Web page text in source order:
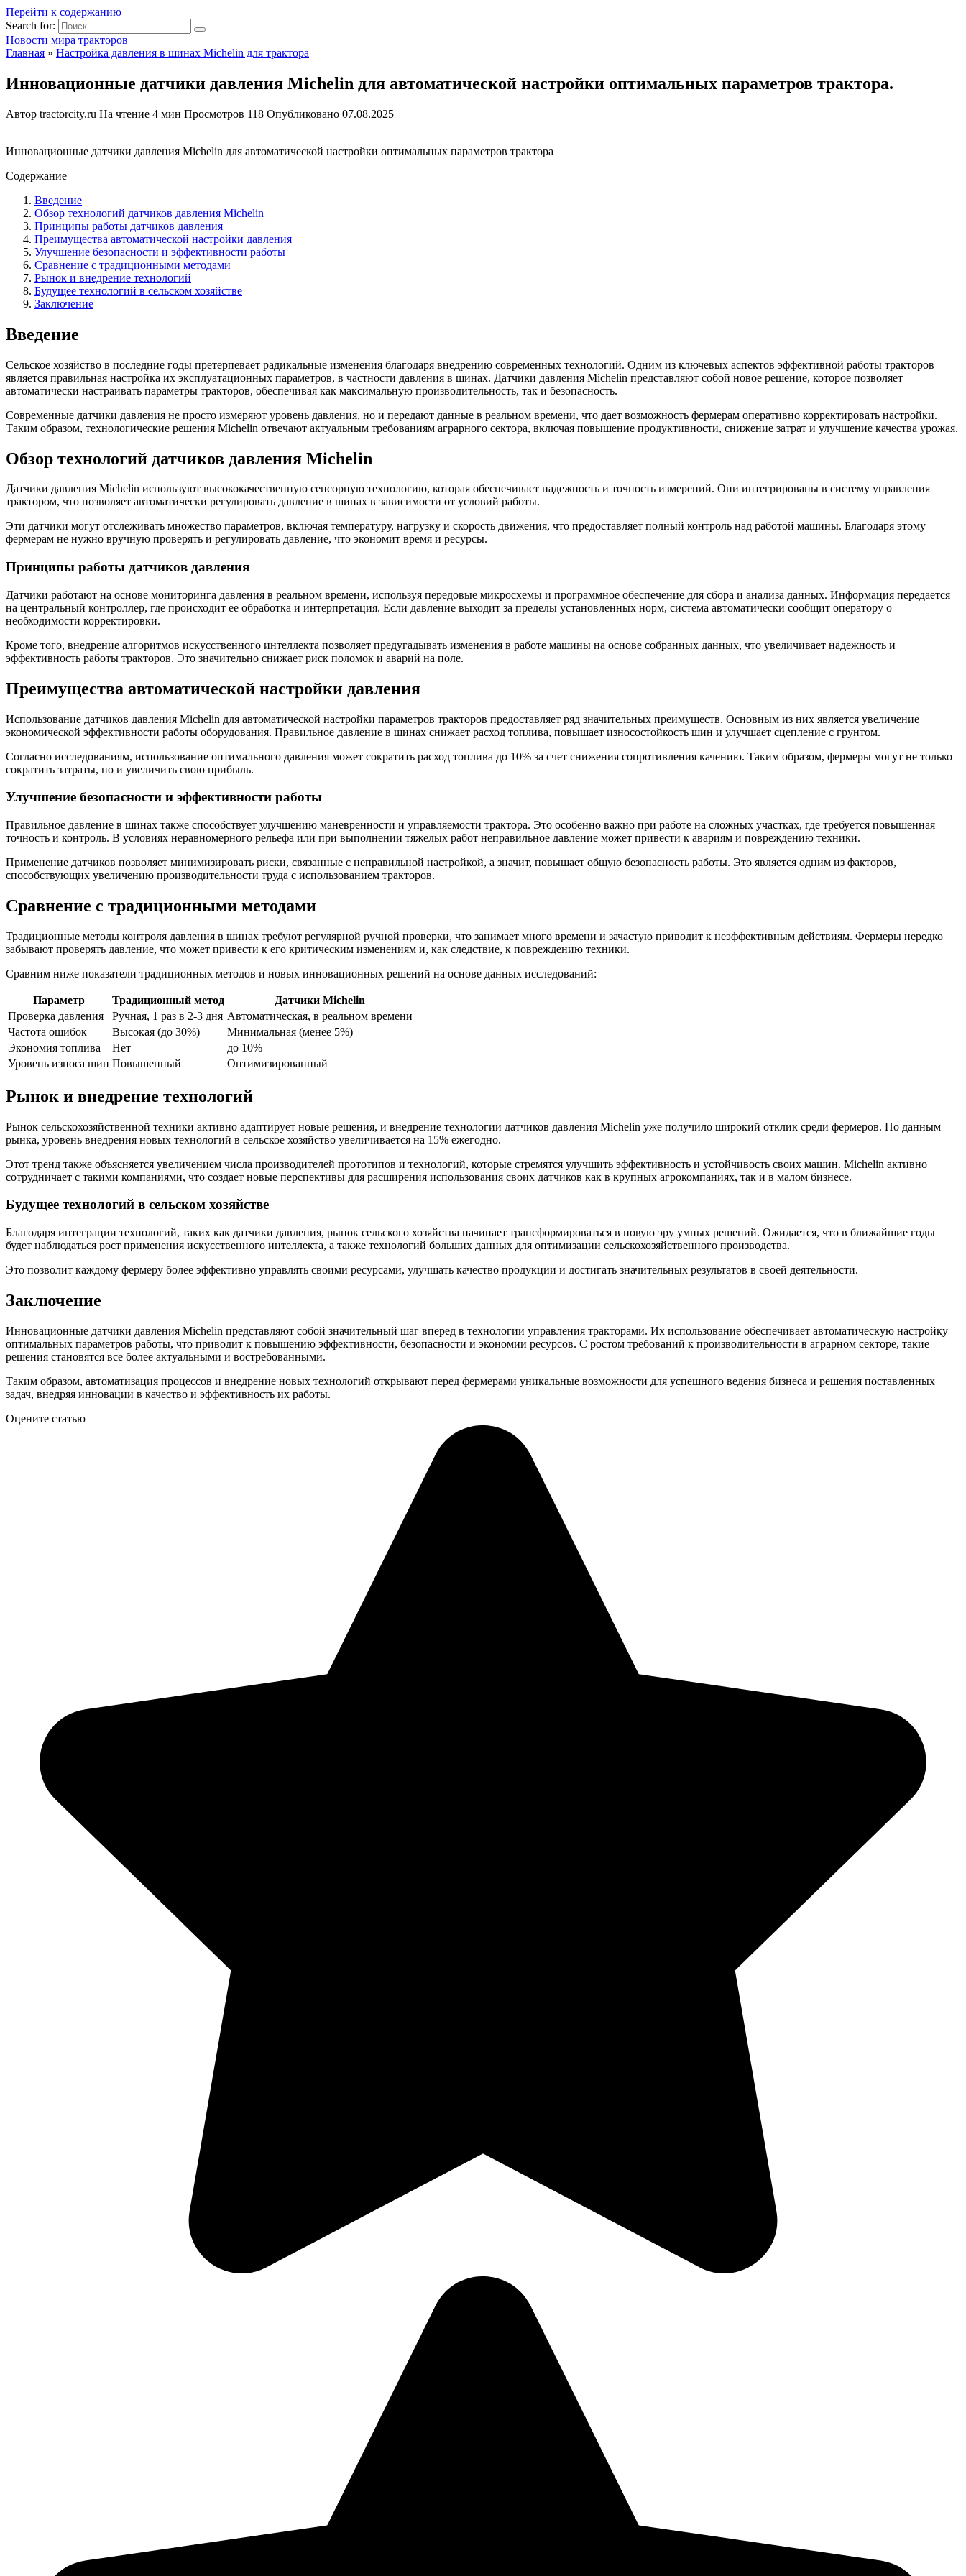
Перейти к содержанию
Search for:
Новости мира тракторов
Главная » Настройка давления в шинах Michelin для трактора
Инновационные датчики давления Michelin для автоматической настройки оптимальных параметров трактора.
Автор tractorcity.ru На чтение 4 мин Просмотров 118 Опубликовано 07.08.2025
Инновационные датчики давления Michelin для автоматической настройки оптимальных параметров трактора
Содержание
Введение
Обзор технологий датчиков давления Michelin
Принципы работы датчиков давления
Преимущества автоматической настройки давления
Улучшение безопасности и эффективности работы
Сравнение с традиционными методами
Рынок и внедрение технологий
Будущее технологий в сельском хозяйстве
Заключение
Введение
Сельское хозяйство в последние годы претерпевает радикальные изменения благодаря внедрению современных технологий. Одним из ключевых аспектов эффективной работы тракторов
является правильная настройка их эксплуатационных параметров, в частности давления в шинах. Датчики давления Michelin представляют собой новое решение, которое позволяет
автоматически настраивать параметры тракторов, обеспечивая как максимальную производительность, так и безопасность.
Современные датчики давления не просто измеряют уровень давления, но и передают данные в реальном времени, что дает возможность фермерам оперативно корректировать настройки.
Таким образом, технологические решения Michelin отвечают актуальным требованиям аграрного сектора, включая повышение продуктивности, снижение затрат и улучшение качества урожая.
Обзор технологий датчиков давления Michelin
Датчики давления Michelin используют высококачественную сенсорную технологию, которая обеспечивает надежность и точность измерений. Они интегрированы в систему управления
трактором, что позволяет автоматически регулировать давление в шинах в зависимости от условий работы.
Эти датчики могут отслеживать множество параметров, включая температуру, нагрузку и скорость движения, что предоставляет полный контроль над работой машины. Благодаря этому
фермерам не нужно вручную проверять и регулировать давление, что экономит время и ресурсы.
Принципы работы датчиков давления
Датчики работают на основе мониторинга давления в реальном времени, используя передовые микросхемы и программное обеспечение для сбора и анализа данных. Информация передается
на центральный контроллер, где происходит ее обработка и интерпретация. Если давление выходит за пределы установленных норм, система автоматически сообщит оператору о
необходимости корректировки.
Кроме того, внедрение алгоритмов искусственного интеллекта позволяет предугадывать изменения в работе машины на основе собранных данных, что увеличивает надежность и
эффективность работы тракторов. Это значительно снижает риск поломок и аварий на поле.
Преимущества автоматической настройки давления
Использование датчиков давления Michelin для автоматической настройки параметров тракторов предоставляет ряд значительных преимуществ. Основным из них является увеличение
экономической эффективности работы оборудования. Правильное давление в шинах снижает расход топлива, повышает износостойкость шин и улучшает сцепление с грунтом.
Согласно исследованиям, использование оптимального давления может сократить расход топлива до 10% за счет снижения сопротивления качению. Таким образом, фермеры могут не только
сократить затраты, но и увеличить свою прибыль.
Улучшение безопасности и эффективности работы
Правильное давление в шинах также способствует улучшению маневренности и управляемости трактора. Это особенно важно при работе на сложных участках, где требуется повышенная
точность и контроль. В условиях неравномерного рельефа или при выполнении тяжелых работ неправильное давление может привести к авариям и повреждению техники.
Применение датчиков позволяет минимизировать риски, связанные с неправильной настройкой, а значит, повышает общую безопасность работы. Это является одним из факторов,
способствующих увеличению производительности труда с использованием тракторов.
Сравнение с традиционными методами
Традиционные методы контроля давления в шинах требуют регулярной ручной проверки, что занимает много времени и зачастую приводит к неэффективным действиям. Фермеры нередко
забывают проверять давление, что может привести к его критическим изменениям и, как следствие, к повреждению техники.
Сравним ниже показатели традиционных методов и новых инновационных решений на основе данных исследований:
Параметр Традиционный метод
Датчики Michelin
Проверка давления
Ручная, 1 раз в 2-3 дня Автоматическая, в реальном времени
Частота ошибок
Высокая (до 30%)
Минимальная (менее 5%)
Экономия топлива
Нет
до 10%
Уровень износа шин Повышенный Оптимизированный
Рынок и внедрение технологий
Рынок сельскохозяйственной техники активно адаптирует новые решения, и внедрение технологии датчиков давления Michelin уже получило широкий отклик среди фермеров. По данным
рынка, уровень внедрения новых технологий в сельское хозяйство увеличивается на 15% ежегодно.
Этот тренд также объясняется увеличением числа производителей прототипов и технологий, которые стремятся улучшить эффективность и устойчивость своих машин. Michelin активно
сотрудничает с такими компаниями, что создает новые перспективы для расширения использования своих датчиков как в крупных агрокомпаниях, так и в малом бизнесе.
Будущее технологий в сельском хозяйстве
Благодаря интеграции технологий, таких как датчики давления, рынок сельского хозяйства начинает трансформироваться в новую эру умных решений. Ожидается, что в ближайшие годы
будет наблюдаться рост применения искусственного интеллекта, а также технологий больших данных для оптимизации сельскохозяйственного производства.
Это позволит каждому фермеру более эффективно управлять своими ресурсами, улучшать качество продукции и достигать значительных результатов в своей деятельности.
Заключение
Инновационные датчики давления Michelin представляют собой значительный шаг вперед в технологии управления тракторами. Их использование обеспечивает автоматическую настройку
оптимальных параметров работы, что приводит к повышению эффективности, безопасности и экономии ресурсов. С ростом требований к производительности в аграрном секторе, такие
решения становятся все более актуальными и востребованными.
Таким образом, автоматизация процессов и внедрение новых технологий открывают перед фермерами уникальные возможности для успешного ведения бизнеса и решения поставленных
задач, внедряя инновации в качество и эффективность их работы.
Оцените статью